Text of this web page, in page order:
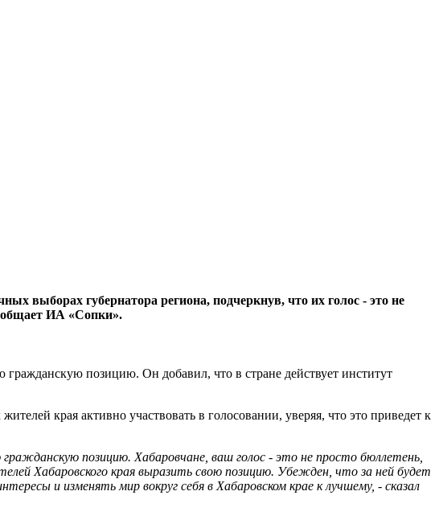
выборах губернатора региона, подчеркнув, что их голос - это не
ИА «Сопки».
позицию. Он добавил, что в стране действует институт
края активно участвовать в голосовании, уверяя, что это приведет к
позицию. Хабаровчане, ваш голос - это не просто бюллетень,
Хабаровского края выразить свою позицию. Убежден, что за ней будет
и изменять мир вокруг себя в Хабаровском крае к лучшему, - сказал